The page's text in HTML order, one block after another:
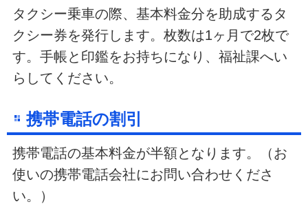
タクシー乗車の際、基本料金分を助成するタ
クシー券を発行します。枚数は1ヶ月で2枚で
す。手帳と印鑑をお持ちになり、福祉課へい
らしてください。
携帯電話の割引
携帯電話の基本料金が半額となります。（お
使いの携帯電話会社にお問い合わせくださ
い。）